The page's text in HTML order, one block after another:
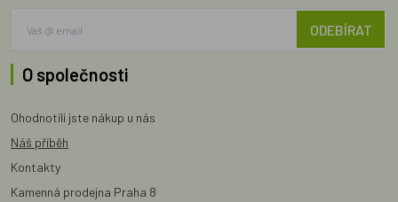
ODEBÍRAT
O společnosti
Ohodnotili jste nákup u nás
Náš příběh
Kontakty
Kamenná prodejna Praha 8